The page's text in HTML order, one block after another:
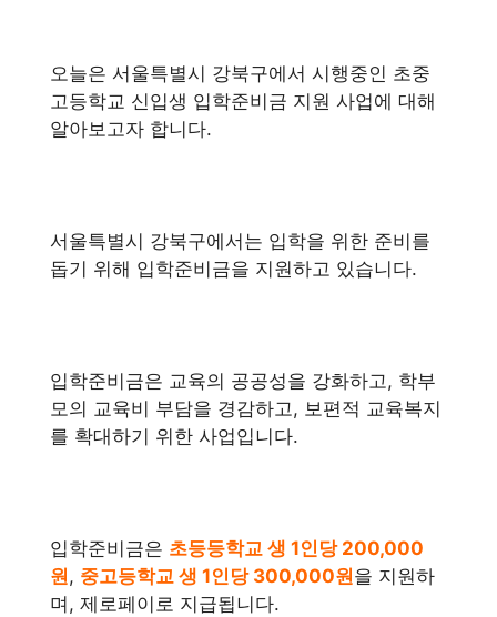
오늘은 서울특별시 강북구에서 시행중인 초중
고등학교 신입생 입학준비금 지원 사업에 대해
알아보고자 합니다.
서울특별시 강북구에서는 입학을 위한 준비를
돕기 위해 입학준비금을 지원하고 있습니다.
입학준비금은 교육의 공공성을 강화하고, 학부
모의 교육비 부담을 경감하고, 보편적 교육복지
를 확대하기 위한 사업입니다.
입학준비금은 초등등학교 생 1인당 200,000
원, 중고등학교 생 1인당 300,000원을 지원하
며, 제로페이로 지급됩니다.